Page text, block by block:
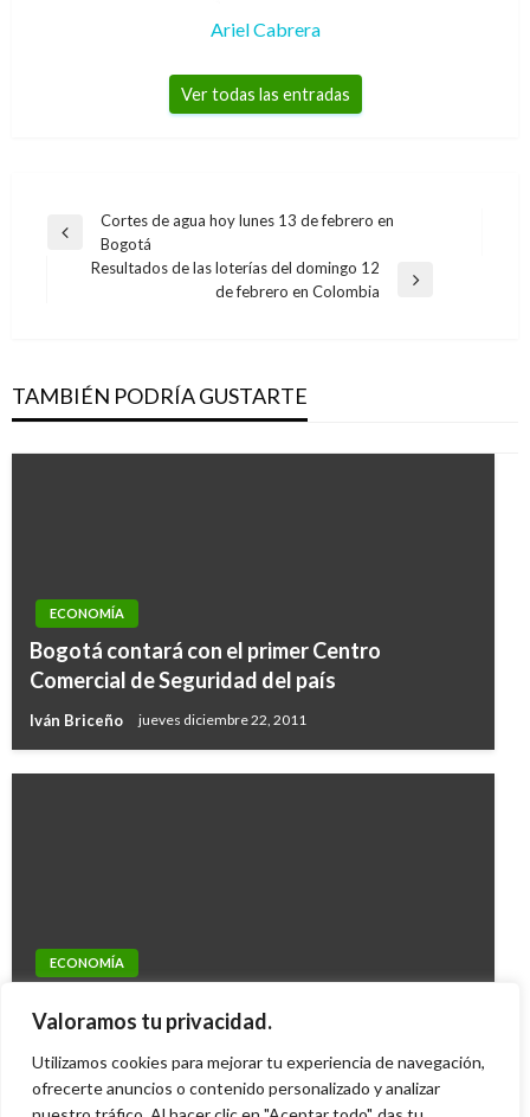
Valoramos tu privacidad.
Utilizamos cookies para mejorar tu experiencia de navegación,
ofrecerte anuncios o contenido personalizado y analizar
Ariel Cabrera
Ver todas las entradas
Navegación
Entrada
anterior
Cortes de agua hoy lunes 13 de febrero en
Bogotá
Resultados de las loterías del domingo 12
de febrero en Colombia
TAMBIÉN PODRÍA GUSTARTE
ECONOMÍA
Bogotá contará con el primer Centro
Comercial de Seguridad del país
Iván Briceño jueves diciembre 22, 2011
ECONOMÍA
ECONOMÍA
por derechos de explotación de juegos de azar
Manuel Reyes Beltran jueves febrero 7, 2019
ECONOMÍA
MinComercio actualiza medidas para corregir
Iván Briceño viernes mayo 5, 2017